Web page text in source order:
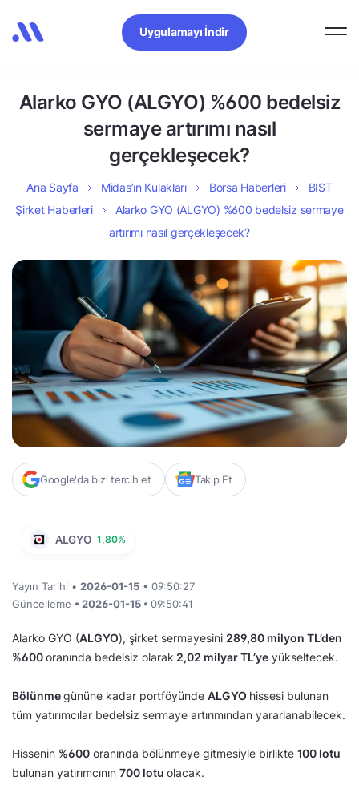
Uygulamayı İndir
Alarko GYO (ALGYO) %600 bedelsiz
sermaye artırımı nasıl
gerçekleşecek?
Ana Sayfa Midas’ın Kulakları Borsa Haberleri
BIST
Şirket Haberleri
Alarko GYO (ALGYO) %600 bedelsiz sermaye
artırımı nasıl gerçekleşecek?
Google'da bizi tercih et Takip Et
ALGYO 1,80%
Yayın Tarihi • 2026-01-15 • 09:50:27
Güncelleme • 2026-01-15 • 09:50:41
Alarko GYO (ALGYO), şirket sermayesini 289,80 milyon TL’den
%600oranında bedelsiz olarak 2,02 milyar TL’ye yükseltecek.
Bölünmegününe kadar portföyünde ALGYO hissesi bulunan
tüm yatırımcılar bedelsiz sermaye artırımından yararlanabilecek.
Hissenin %600 oranında bölünmeye gitmesiyle birlikte 100 lotu
bulunan yatırımcının 700 lotu olacak.